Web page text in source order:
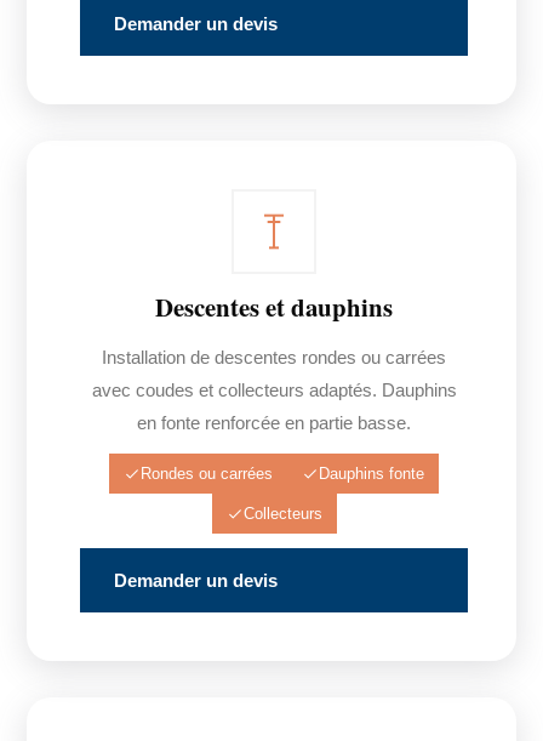
Demander un devis
Descentes et dauphins
Installation de descentes rondes ou carrées
avec coudes et collecteurs adaptés. Dauphins
en fonte renforcée en partie basse.
Rondes ou carrées Dauphins fonte
Collecteurs
Demander un devis